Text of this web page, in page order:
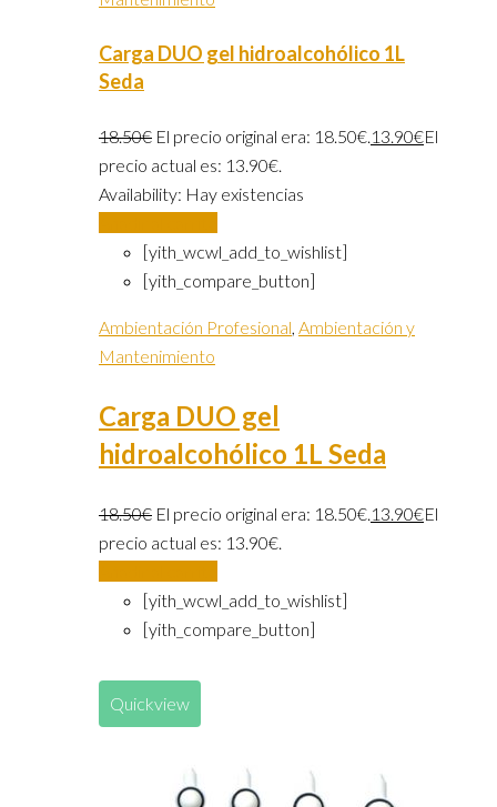
Carga DUO gel hidroalcohólico 1L
Seda
18.50€ El precio original era: 18.50€.13.90€El
precio actual es: 13.90€.
Availability: Hay existencias
[yith_wcwl_add_to_wishlist]
[yith_compare_button]
Ambientación Profesional, Ambientación y
Mantenimiento
Carga DUO gel
hidroalcohólico 1L Seda
18.50€ El precio original era: 18.50€.13.90€El
precio actual es: 13.90€.
[yith_wcwl_add_to_wishlist]
[yith_compare_button]
Quickview